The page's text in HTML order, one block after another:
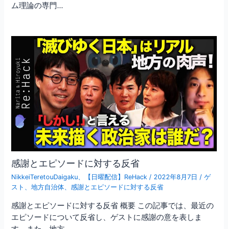
ム理論の専門…
感謝とエピソードに対する反省
NikkeiTeretouDaigaku、 【日曜配信】ReHack / 2022年8月7日 /ゲ
スト 、地方自治体、感謝とエピソードに対する反省
感謝とエピソードに対する反省 概要 この記事では、最近の
エピソードについて反省し、ゲストに感謝の意を表しま